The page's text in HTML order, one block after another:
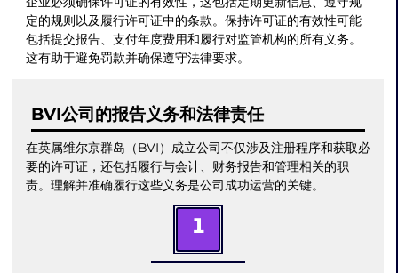
定的规则以及履行许可证中的条款。保持许可证的有效性可能
包括提交报告、支付年度费用和履行对监管机构的所有义务。
这有助于避免罚款并确保遵守法律要求。
BVI公司的报告义务和法律责任
在英属维尔京群岛（BVI）成立公司不仅涉及注册程序和获取必
要的许可证，还包括履行与会计、财务报告和管理相关的职
责。理解并准确履行这些义务是公司成功运营的关键。
1